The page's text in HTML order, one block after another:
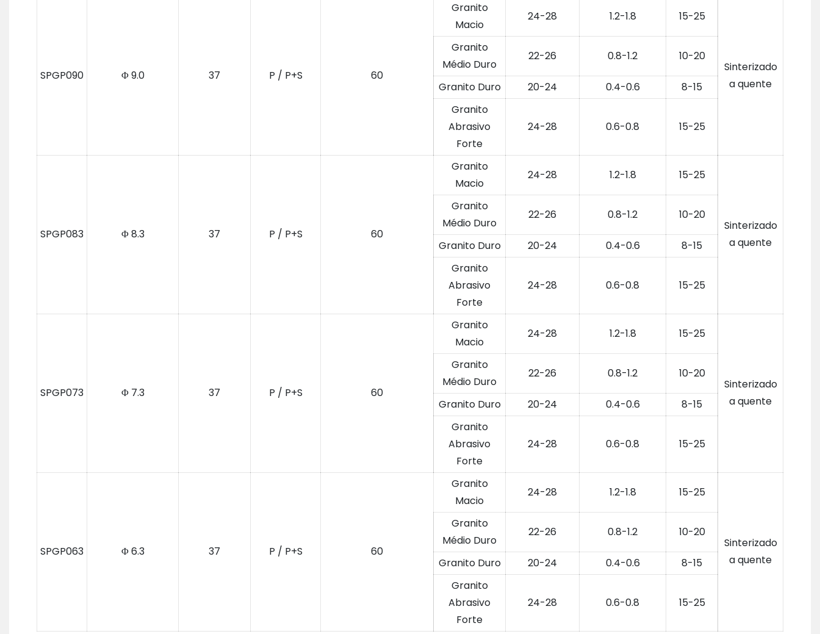
SPGP090 Φ 9.0 37 P / P+S 60
Granito
Macio
24-28 1.2-1.8 15-25
Sinterizado
a quente
Granito
Médio Duro
22-26 0.8-1.2 10-20
Granito Duro 20-24 0.4-0.6
8-15
Granito
Abrasivo
Forte
24-28 0.6-0.8 15-25
SPGP083 Φ 8.3 37 P / P+S 60
Granito
Macio
24-28 1.2-1.8 15-25
Sinterizado
a quente
Granito
Médio Duro
22-26 0.8-1.2 10-20
Granito Duro 20-24 0.4-0.6
8-15
Granito
Abrasivo
Forte
24-28 0.6-0.8 15-25
SPGP073 Φ 7.3 37 P / P+S 60
Granito
Macio
24-28 1.2-1.8 15-25
Sinterizado
a quente
Granito
Médio Duro
22-26 0.8-1.2 10-20
Granito Duro 20-24 0.4-0.6
8-15
Granito
Abrasivo
Forte
24-28 0.6-0.8 15-25
SPGP063 Φ 6.3 37 P / P+S 60
Granito
Macio
24-28 1.2-1.8 15-25
Sinterizado
a quente
Granito
Médio Duro
22-26 0.8-1.2 10-20
Granito Duro 20-24 0.4-0.6
8-15
Granito
Abrasivo
Forte
24-28 0.6-0.8 15-25